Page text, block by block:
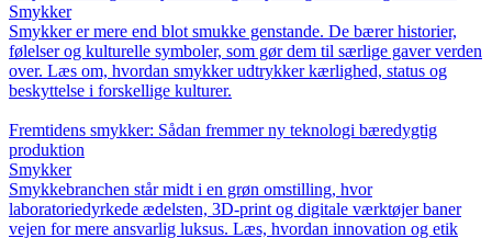
Smykker
Smykker er mere end blot smukke genstande. De bærer historier,
følelser og kulturelle symboler, som gør dem til særlige gaver verden
over. Læs om, hvordan smykker udtrykker kærlighed, status og
beskyttelse i forskellige kulturer.
Fremtidens smykker: Sådan fremmer ny teknologi bæredygtig
produktion
Smykker
Smykkebranchen står midt i en grøn omstilling, hvor
laboratoriedyrkede ædelsten, 3D-print og digitale værktøjer baner
vejen for mere ansvarlig luksus. Læs, hvordan innovation og etik